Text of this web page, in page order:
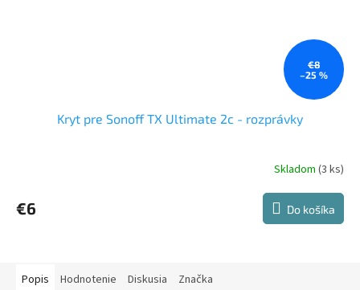
€8
–25 %
Kryt pre Sonoff TX Ultimate 2c - rozprávky
Skladom (3 ks)
€6 Do košíka
Popis Hodnotenie Diskusia Značka